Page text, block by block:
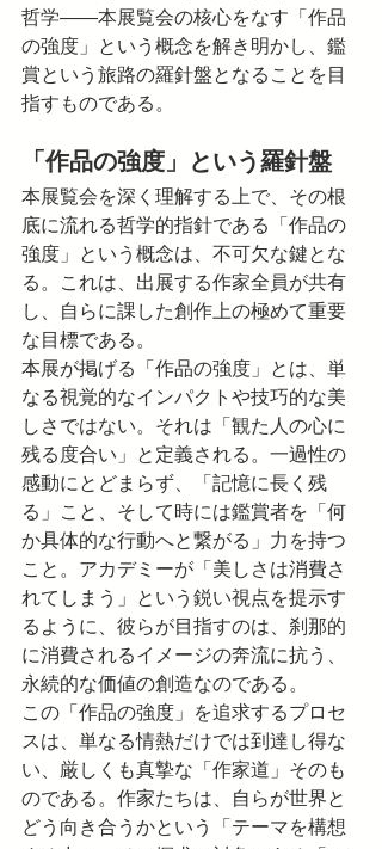
哲学——本展覧会の核心をなす「作品
の強度」という概念を解き明かし、鑑
賞という旅路の羅針盤となることを目
指すものである。
「作品の強度」という羅針盤
本展覧会を深く理解する上で、その根
底に流れる哲学的指針である「作品の
強度」という概念は、不可欠な鍵とな
る。これは、出展する作家全員が共有
し、自らに課した創作上の極めて重要
な目標である。
本展が掲げる「作品の強度」とは、単
なる視覚的なインパクトや技巧的な美
しさではない。それは「観た人の心に
残る度合い」と定義される。一過性の
感動にとどまらず、「記憶に長く残
る」こと、そして時には鑑賞者を「何
か具体的な行動へと繋がる」力を持つ
こと。アカデミーが「美しさは消費さ
れてしまう」という鋭い視点を提示す
るように、彼らが目指すのは、刹那的
に消費されるイメージの奔流に抗う、
永続的な価値の創造なのである。
この「作品の強度」を追求するプロセ
スは、単なる情熱だけでは到達し得な
い、厳しくも真摯な「作家道」そのも
のである。作家たちは、自らが世界と
どう向き合うかという「テーマを構想